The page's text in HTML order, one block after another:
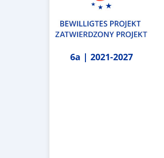
6a | 2021-2027